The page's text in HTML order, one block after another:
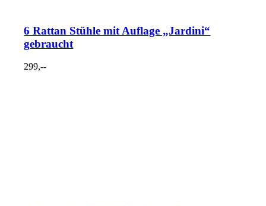
6 Rattan Stühle mit Auflage „Jardini“
gebraucht
299,--